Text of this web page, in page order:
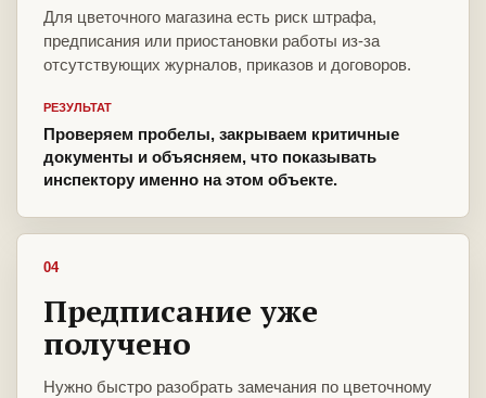
Для цветочного магазина есть риск штрафа,
предписания или приостановки работы из-за
отсутствующих журналов, приказов и договоров.
РЕЗУЛЬТАТ
Проверяем пробелы, закрываем критичные
документы и объясняем, что показывать
инспектору именно на этом объекте.
04
Предписание уже
получено
Нужно быстро разобрать замечания по цветочному